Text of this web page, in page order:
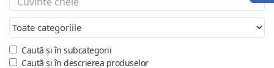
Caută și în subcategorii
Caută și în descrierea produselor